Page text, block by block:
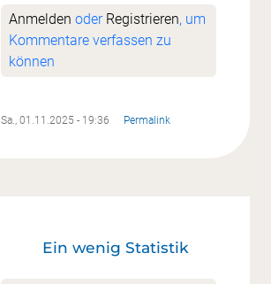
Anmelden oder Registrieren, um
Kommentare verfassen zu
können
Sa., 01.11.2025 - 19:36 Permalink
Ein wenig Statistik